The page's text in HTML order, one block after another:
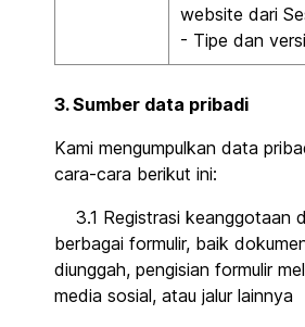
website dari
- Tipe dan
3. Sumber data pribadi
Kami mengumpulkan data
cara-cara berikut ini:
3.1 Registrasi keanggotaan
berbagai formulir, baik
diunggah, pengisian formulir
media sosial, atau jalur lainnya